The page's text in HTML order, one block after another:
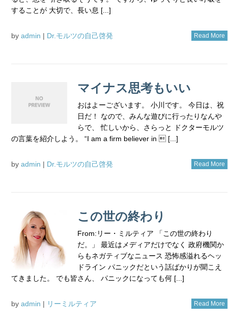
することが 大切で、長い息 [...]
by admin | Dr.モルツの自己啓発 Read More
マイナス思考もいい
おはよーございます。 小川です。 今日は、祝
日だ！ なので、みんな遊びに行ったりなんや
らで、 忙しいから、さらっと ドクターモルツ
の言葉を紹介しよう。 “I am a firm believer in  [...]
by admin | Dr.モルツの自己啓発 Read More
この世の終わり
From:リー・ミルティア 「この世の終わり
だ。」 最近はメディアだけでなく 政府機関か
らもネガティブなニュース 恐怖感溢れるヘッ
ドライン パニックだという話ばかりが聞こえ
てきました。 でも皆さん、 パニックになっても何 [...]
by admin | リーミルティア Read More